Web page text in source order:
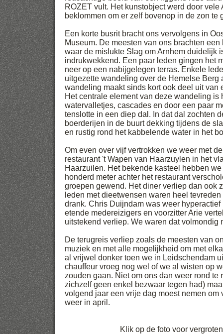
ROZET vult. Het kunstobject werd door vele
beklommen om er zelf bovenop in de zon te
Een korte busrit bracht ons vervolgens in
Museum. De meesten van ons brachten
waar de mislukte Slag om Arnhem duidelijk
indrukwekkend. Een paar leden gingen het
neer op een nabijgelegen terras. Enkele
uitgezette wandeling over de Hemelse Berg
wandeling maakt sinds kort ook deel uit van
Het centrale element van deze wandeling is
watervalletjes, cascades en door een paar
tenslotte in een diep dal. In dat dal zochten
boerderijen in de buurt dekking tijdens de
en rustig rond het kabbelende water in het
Om even over vijf vertrokken we weer met
restaurant 't Wapen van Haarzuylen in het
Haarzuilen. Het bekende kasteel hebben
honderd meter achter het restaurant
groepen gewend. Het diner verliep dan ook
leden met dieetwensen waren heel
drank. Chris Duijndam was weer
etende medereizigers en voorzitter Arie
uitstekend verliep. We waren dat volmondig
De terugreis verliep zoals de meesten van
muziek en met alle mogelijkheid om met
al vrijwel donker toen we in Leidschendam
chauffeur vroeg nog wel of we al wisten op
zouden gaan. Niet om ons dan weer rond te
zichzelf geen enkel bezwaar tegen had)
volgend jaar een vrije dag moest nemen om
weer in april.
Klik op de foto voor